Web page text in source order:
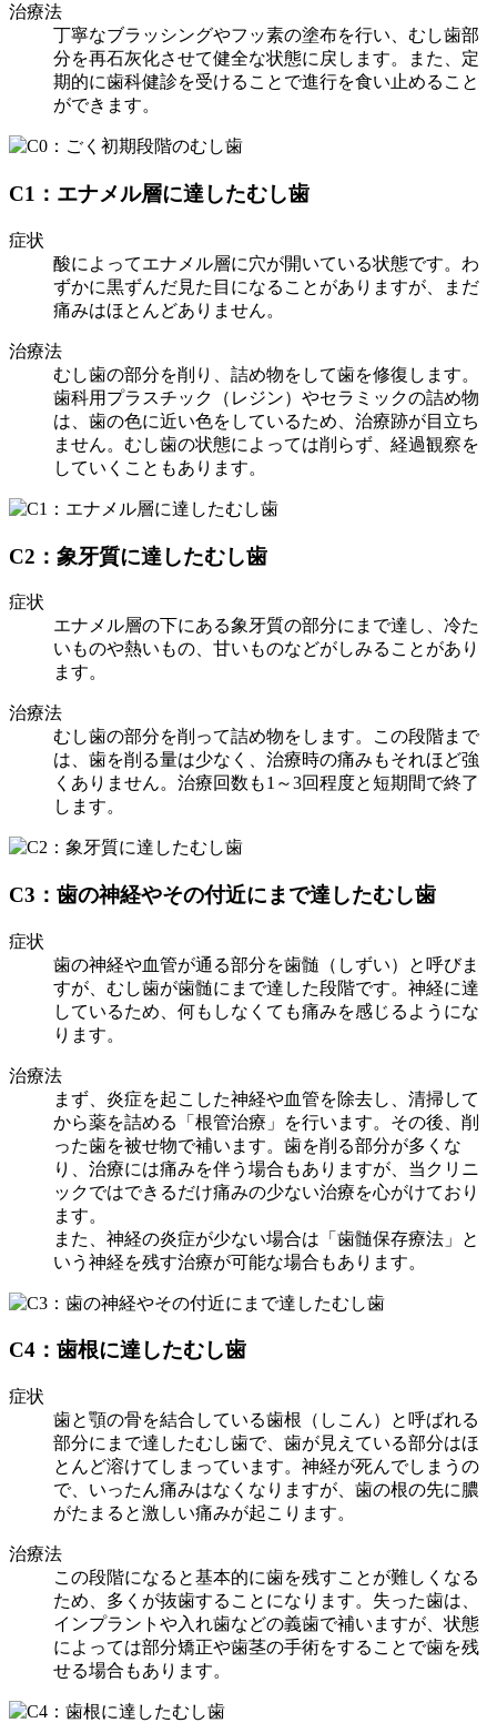
治療法
丁寧なブラッシングやフッ素の塗布を行い、むし歯部
分を再石灰化させて健全な状態に戻します。また、定
期的に歯科健診を受けることで進行を食い止めること
ができます。
C1：エナメル層に達したむし歯
症状
酸によってエナメル層に穴が開いている状態です。わ
ずかに黒ずんだ見た目になることがありますが、まだ
痛みはほとんどありません。
治療法
むし歯の部分を削り、詰め物をして歯を修復します。
歯科用プラスチック（レジン）やセラミックの詰め物
は、歯の色に近い色をしているため、治療跡が目立ち
ません。むし歯の状態によっては削らず、経過観察を
していくこともあります。
C2：象牙質に達したむし歯
症状
エナメル層の下にある象牙質の部分にまで達し、冷た
いものや熱いもの、甘いものなどがしみることがあり
ます。
治療法
むし歯の部分を削って詰め物をします。この段階まで
は、歯を削る量は少なく、治療時の痛みもそれほど強
くありません。治療回数も1～3回程度と短期間で終了
します。
C3：歯の神経やその付近にまで達したむし歯
症状
歯の神経や血管が通る部分を歯髄（しずい）と呼びま
すが、むし歯が歯髄にまで達した段階です。神経に達
しているため、何もしなくても痛みを感じるようにな
ります。
治療法
まず、炎症を起こした神経や血管を除去し、清掃して
から薬を詰める「根管治療」を行います。その後、削
った歯を被せ物で補います。歯を削る部分が多くな
り、治療には痛みを伴う場合もありますが、当クリニ
ックではできるだけ痛みの少ない治療を心がけており
ます。
また、神経の炎症が少ない場合は「歯髄保存療法」と
いう神経を残す治療が可能な場合もあります。
C4：歯根に達したむし歯
症状
歯と顎の骨を結合している歯根（しこん）と呼ばれる
部分にまで達したむし歯で、歯が見えている部分はほ
とんど溶けてしまっています。神経が死んでしまうの
で、いったん痛みはなくなりますが、歯の根の先に膿
がたまると激しい痛みが起こります。
治療法
この段階になると基本的に歯を残すことが難しくなる
ため、多くが抜歯することになります。失った歯は、
インプラントや入れ歯などの義歯で補いますが、状態
によっては部分矯正や歯茎の手術をすることで歯を残
せる場合もあります。